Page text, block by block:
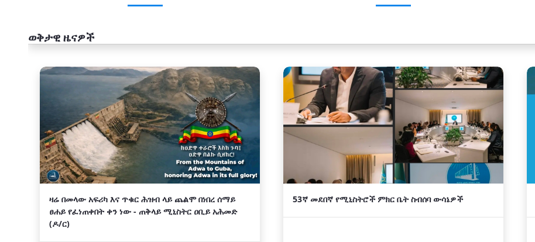
ወቅታዊ ዜናዎች
አዲስ
ዛሬ በመላው አፍሪካ እና ጥቁር ሕዝብ ላይ ጨልሞ በነበረ ሰማይ
ፀሐይ የፈነጠቀበት ቀን ነው - ጠቅላይ ሚኒስትር ዐቢይ አሕመድ
(ዶ/ር)
53ኛ መደበኛ የሚኒስትሮች ምክር ቤት ስብሰባ ውሳኔዎች